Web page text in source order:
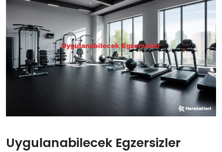
Uygulanabilecek Egzersizler